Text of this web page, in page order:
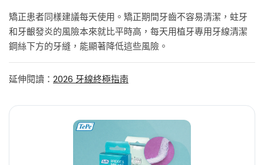
矯正患者同樣建議每天使用。矯正期間牙齒不容易清潔，蛀牙
和牙齦發炎的風險本來就比平時高，每天用植牙專用牙線清潔
鋼絲下方的牙縫，能顯著降低這些風險。
延伸閱讀： 2026 牙線終極指南